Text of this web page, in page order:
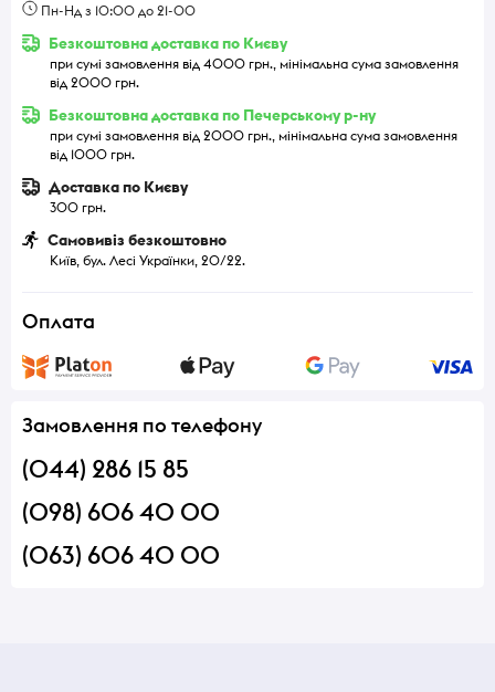
Пн-Нд з 10:00 до 21-00
Безкоштовна доставка по Києву
при сумі замовлення від 4000 грн., мінімальна сума замовлення
від 2000 грн.
Безкоштовна доставка по Печерському р-ну
при сумі замовлення від 2000 грн., мінімальна сума замовлення
від 1000 грн.
Доставка по Києву
300 грн.
Самовивіз безкоштовно
Київ, бул. Лесі Українки, 20/22.
Оплата
Замовлення по телефону
(044) 286 15 85
(098) 606 40 00
(063) 606 40 00